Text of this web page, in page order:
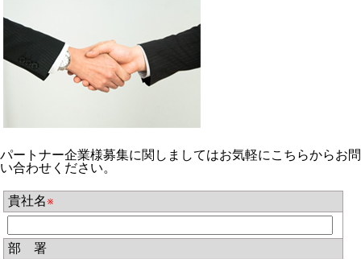
パートナー企業様募集に関しましてはお気軽にこちらからお問
い合わせください。
貴社名※
部 署